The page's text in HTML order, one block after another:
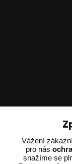
Ing.
+420
(Po-
Vážení
pro nás
snažíme se